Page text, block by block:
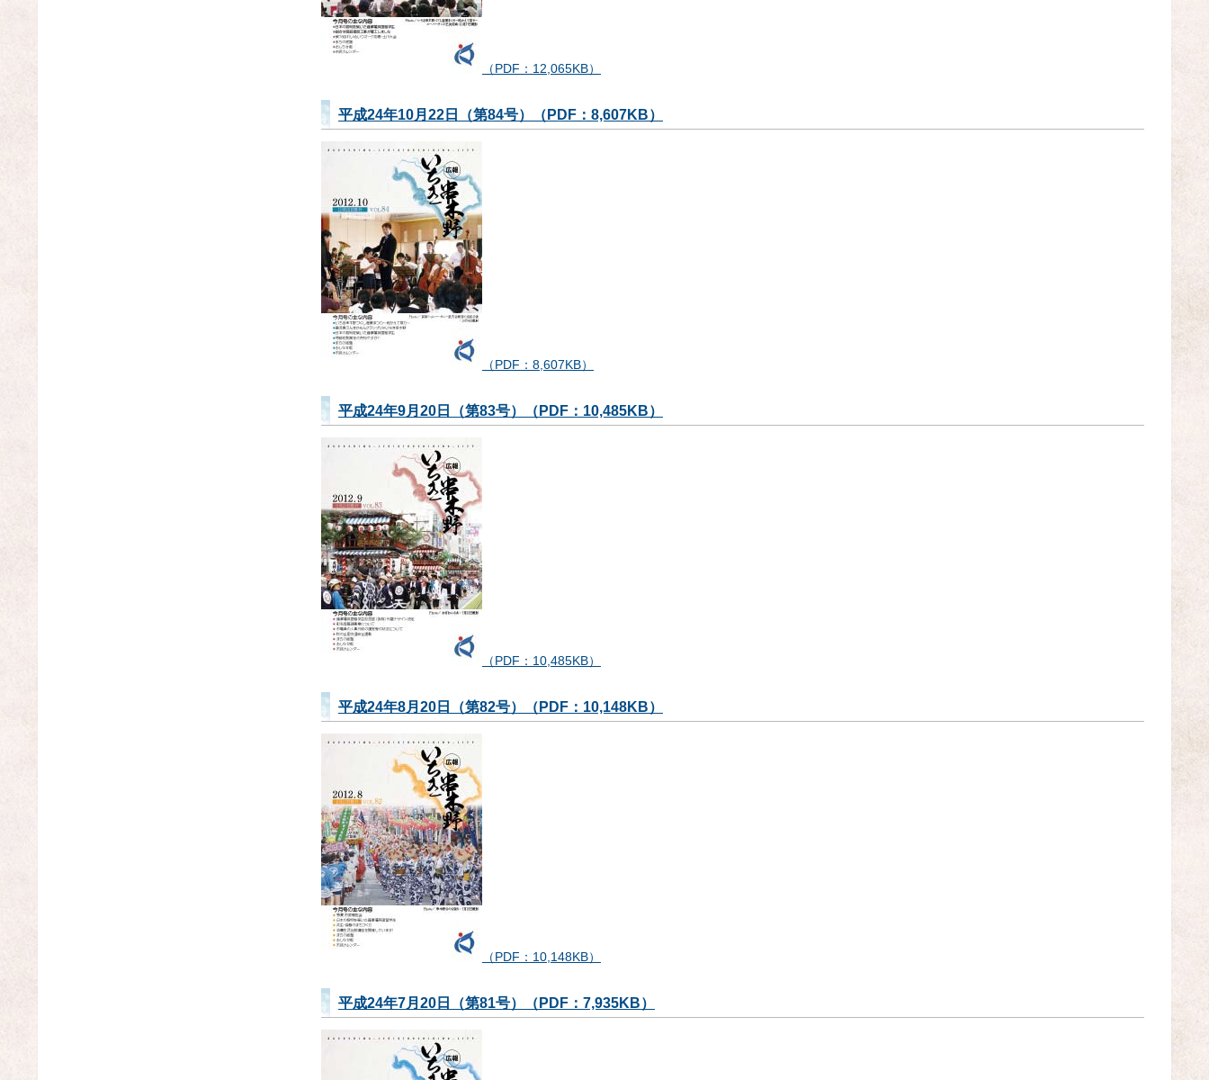
（PDF：12,065KB）
平成24年10月22日（第84号）（PDF：8,607KB）
（PDF：8,607KB）
平成24年9月20日（第83号）（PDF：10,485KB）
（PDF：10,485KB）
平成24年8月20日（第82号）（PDF：10,148KB）
（PDF：10,148KB）
平成24年7月20日（第81号）（PDF：7,935KB）